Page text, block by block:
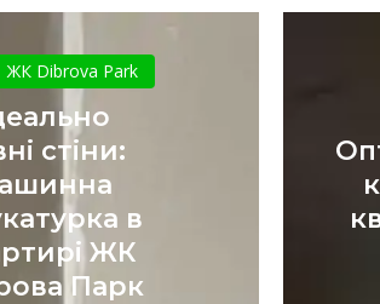
рівні
стіни:
машинна
штукатурка
в
квартирі
ЖК
Діброва
ЖК Dibrova Park
стіни:
в
ЖК
Парк